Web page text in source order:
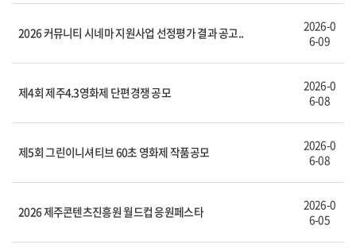
2026 커뮤니티 시네마 지원사업 선정평가 결과 공고..
2026-0
6-09
제4회 제주4.3영화제 단편경쟁 공모
2026-0
6-08
제5회 그린이니셔티브 60초 영화제 작품공모
2026-0
6-08
2026 제주콘텐츠진흥원 월드컵 응원페스타
2026-0
6-05